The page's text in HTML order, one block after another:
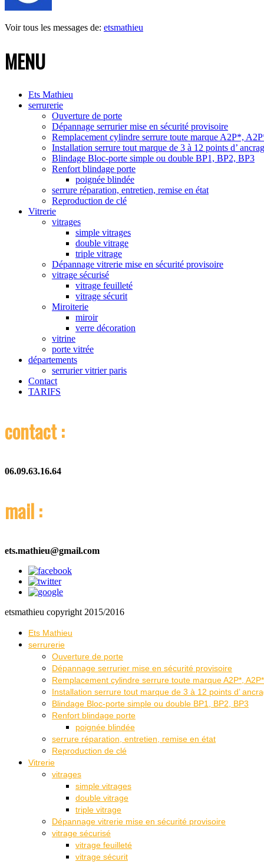
Voir tous les messages de: etsmathieu
MENU
Ets Mathieu
serrurerie
Ouverture de porte
Dépannage serrurier mise en sécurité provisoire
Remplacement cylindre serrure toute marque A2P*,
Installation serrure tout marque de 3 à 12 points d’
Blindage Bloc-porte simple ou double BP1, BP2, BP3
Renfort blindage porte
poignée blindée
serrure réparation, entretien, remise en état
Reproduction de clé
Vitrerie
vitrages
simple vitrages
double vitrage
triple vitrage
Dépannage vitrerie mise en sécurité provisoire
vitrage sécurisé
vitrage feuilleté
vitrage sécurit
Miroiterie
miroir
verre décoration
vitrine
porte vitrée
départements
serrurier vitrier paris
Contact
TARIFS
contact :
06.09.63.16.64
mail :
ets.mathieu@gmail.com
etsmathieu copyright 2015/2016
Ets Mathieu
serrurerie
Ouverture de porte
Dépannage serrurier mise en sécurité provisoire
Remplacement cylindre serrure toute marque A2P*,
Installation serrure tout marque de 3 à 12 points d’
Blindage Bloc-porte simple ou double BP1, BP2, BP3
Renfort blindage porte
poignée blindée
serrure réparation, entretien, remise en état
Reproduction de clé
Vitrerie
vitrages
simple vitrages
double vitrage
triple vitrage
Dépannage vitrerie mise en sécurité provisoire
vitrage sécurisé
vitrage feuilleté
vitrage sécurit